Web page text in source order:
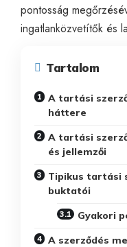
pontosság
ingatlanközvetítők és
Tartalom
A tartási
háttere
A tartási
és jellemzői
Tipikus tartási
buktatói
Gyakori
A szerződés